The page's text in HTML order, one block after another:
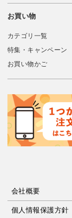
お買い物
カテゴリ一覧
特集・キャンペーン
お買い物かご
会社概要
個人情報保護方針